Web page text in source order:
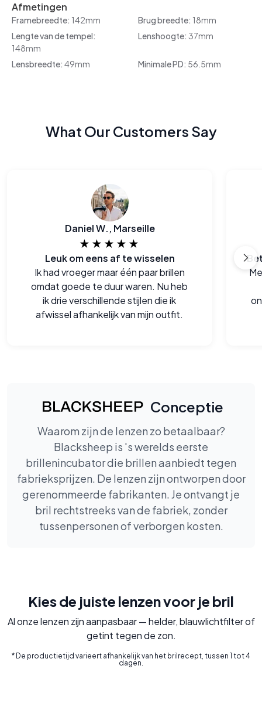
Afmetingen
Framebreedte: 142mm Brug breedte: 18mm
Lengte van de tempel:
148mm
Lenshoogte: 37mm
Lensbreedte: 49mm Minimale PD: 56.5mm
What Our Customers Say
Daniel W., Marseille
★★★★★
Leuk om eens af te wisselen
Ik had vroeger maar één paar brillen
omdat goede te duur waren. Nu heb
ik drie verschillende stijlen die ik
afwissel afhankelijk van mijn outfit.
Conceptie
Waarom zijn de lenzen zo betaalbaar?
Blacksheep is 's werelds eerste
brillenincubator die brillen aanbiedt tegen
fabrieksprijzen. De lenzen zijn ontworpen door
gerenommeerde fabrikanten. Je ontvangt je
bril rechtstreeks van de fabriek, zonder
tussenpersonen of verborgen kosten.
Kies de juiste lenzen voor je bril
Al onze lenzen zijn aanpasbaar — helder, blauwlichtfilter of
getint tegen de zon.
* De productietijd varieert afhankelijk van het brilrecept, tussen 1 tot 4
dagen.